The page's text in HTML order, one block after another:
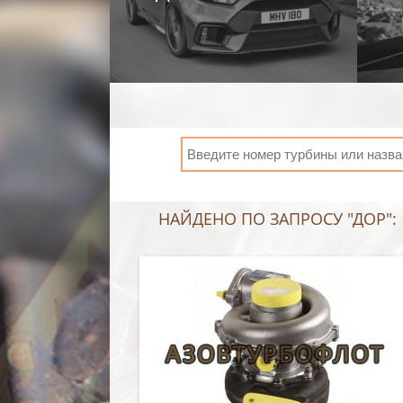
НАЙДЕНО ПО ЗАПРОСУ "ДОР":